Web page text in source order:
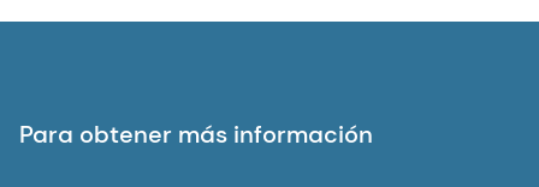
Para obtener más información